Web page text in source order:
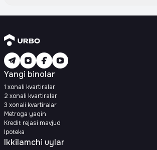
Yangi binolar
1 xonali kvartiralar
2 xonali kvartiralar
3 xonali kvartiralar
Metroga yaqin
Kredit rejasi mavjud
Ipoteka
Ikkilamchi uylar